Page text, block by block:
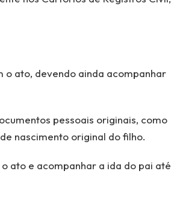
o ato, devendo ainda acompanhar
pessoais originais, como
nascimento original do filho.
ato e acompanhar a ida do pai até